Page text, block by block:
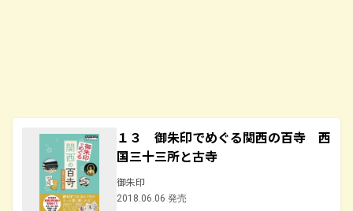
１３ 御朱印でめぐる関西の百寺 西
国三十三所と古寺
御朱印
2018.06.06 発売